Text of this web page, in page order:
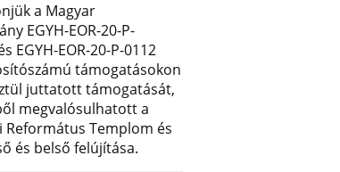
a Magyar
EGYH-EOR-20-P-
EGYH-EOR-20-P-0112
támogatásokon
juttatott támogatását,
megvalósulhatott a
Református Templom és
és belső felújítása.